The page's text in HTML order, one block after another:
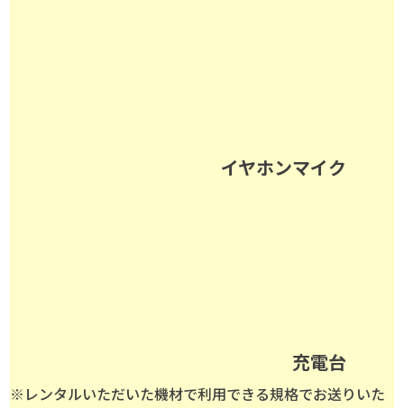
イヤホンマイク
充電台
※レンタルいただいた機材で利用できる規格でお送りいた